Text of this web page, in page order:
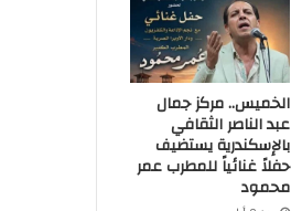
الخميس.. مركز جمال
عبد الناصر الثقافي
بالإسكندرية يستضيف
حفلاً غنائياً للمطرب عمر
محمود